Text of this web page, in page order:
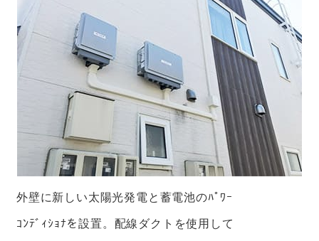
外壁に新しい太陽光発電と蓄電池のﾊﾟﾜｰ
ｺﾝﾃﾞｨｼｮﾅを設置。配線ダクトを使用して